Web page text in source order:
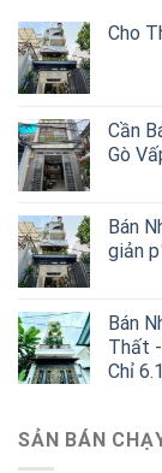
Cho
Cần
Gò
Bán
giản
Bán
Thất
Chỉ
SẢN BÁN